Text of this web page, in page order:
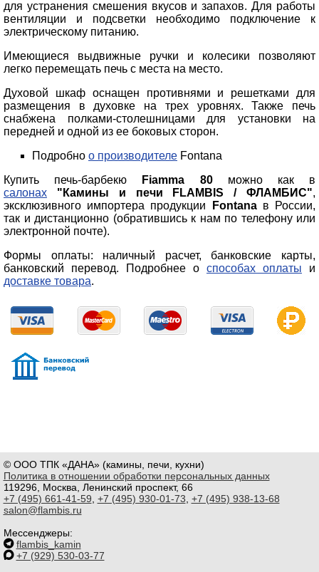
для устранения смешения вкусов и запахов. Для работы
вентиляции и подсветки необходимо подключение к
электрическому питанию.
Имеющиеся выдвижные ручки и колесики позволяют
легко перемещать печь с места на место.
Духовой шкаф оснащен противнями и решетками для
размещения в духовке на трех уровнях. Также печь
снабжена полками-столешницами для установки на
передней и одной из ее боковых сторон.
Подробно о производителе Fontana
Купить печь-барбекю
Fiamma 80 можно как в
салонах "Камины и печи FLAMBIS / ФЛАМБИС",
эксклюзивного импортера продукции
Fontanaв России,
так и дистанционно (обратившись к нам по телефону или
электронной почте).
Формы оплаты: наличный расчет, банковские карты,
банковский перевод. Подробнее о способах оплаты и
доставке товара.
© ООО ТПК «ДАНА» (камины, печи, кухни)
Политика в отношении обработки персональных данных
119296, Москва, Ленинский проспект, 66
+7 (495) 661-41-59 +7 (495) 930-01-73 +7 (495) 938-13-68
salon@flambis.ru
Мессенджеры:
flambis_kamin
+7 (929) 530-03-77